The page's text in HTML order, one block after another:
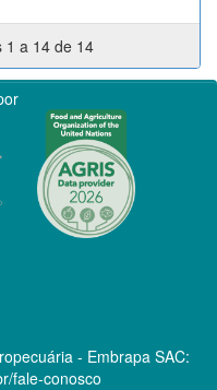
1 a 14 de 14
- Embrapa SAC:
fale-conosco